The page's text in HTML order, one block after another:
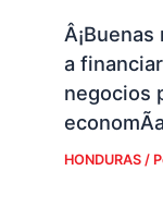
a
negocios
economÃ­a
HONDURAS/